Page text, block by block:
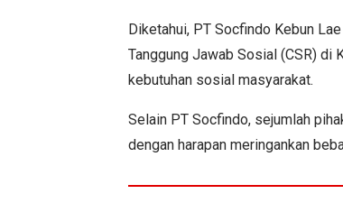
Diketahui, PT Socfindo Kebun
Tanggung Jawab Sosial (CSR) di
kebutuhan sosial masyarakat.
Selain PT Socfindo, sejumlah
dengan harapan meringankan